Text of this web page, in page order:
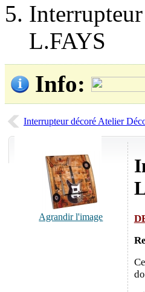
L.FAYS
Info:
Interrupteur décoré Atelier
Agrandir l'image